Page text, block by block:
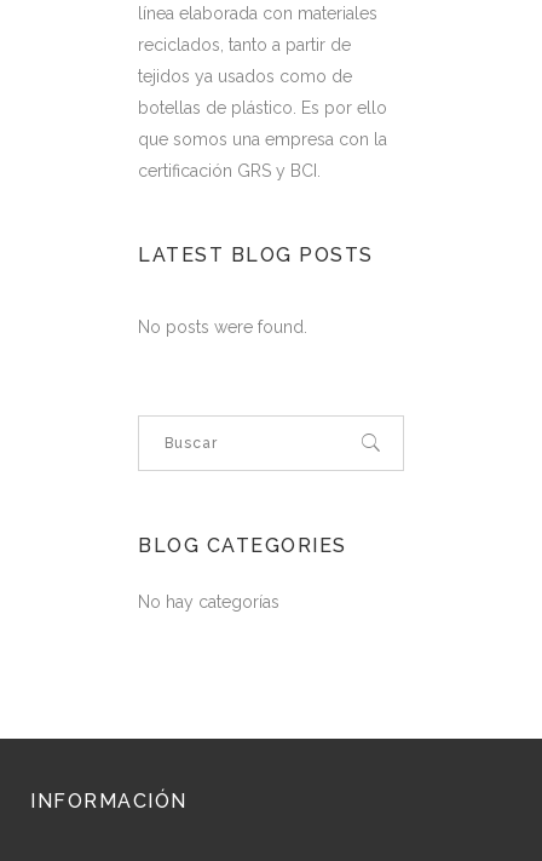
línea elaborada con materiales
reciclados, tanto a partir de
tejidos ya usados como de
botellas de plástico. Es por ello
que somos una empresa con la
certificación GRS y BCI.
LATEST BLOG POSTS
No posts were found.
BLOG CATEGORIES
No hay categorías
INFORMACIÓN